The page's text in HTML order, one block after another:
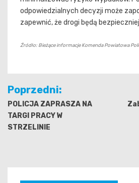
odpowiedzialnych decyzji może
zapewnić, że drogi będą
Źródło: Bieżące informacje Komenda Powiatowa
Nawigacja
wpisu
Poprzedni:
POLICJA ZAPRASZA NA
TARGI PRACY W
STRZELINIE